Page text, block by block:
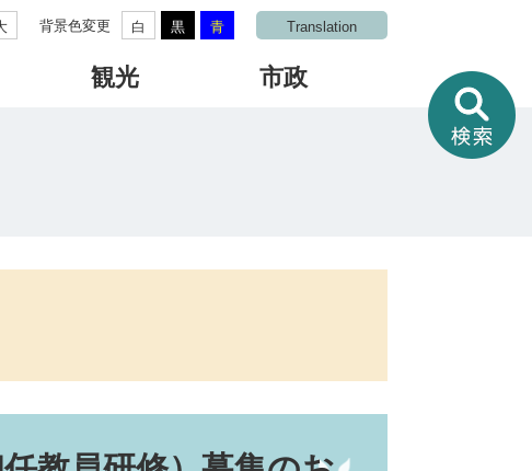
背景色変更 白 黒 青 Translation
観光 市政
情
報
を